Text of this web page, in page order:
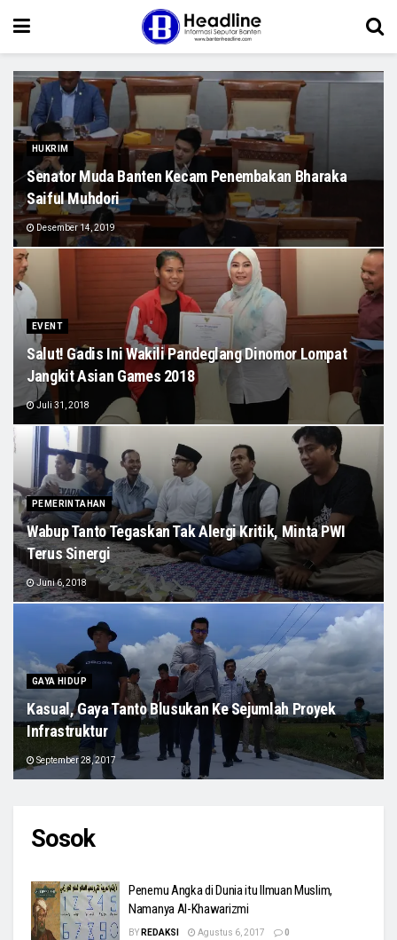
HUKRIM
Senator Muda Banten Kecam Penembakan Bharaka
Saiful Muhdori
Desember 14, 2019
EVENT
Salut! Gadis Ini Wakili Pandeglang Dinomor Lompat
Jangkit Asian Games 2018
Juli 31, 2018
PEMERINTAHAN
Wabup Tanto Tegaskan Tak Alergi Kritik, Minta PWI
Terus Sinergi
Juni 6, 2018
GAYA HIDUP
Kasual, Gaya Tanto Blusukan Ke Sejumlah Proyek
Infrastruktur
September 28, 2017
Sosok
Penemu Angka di Dunia itu Ilmuan Muslim,
Namanya Al-Khawarizmi
BY REDAKSI Agustus 6, 2017 0